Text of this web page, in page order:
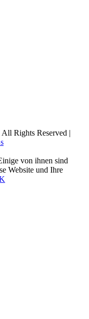
All Rights Reserved |
von ihnen sind
Website und Ihre